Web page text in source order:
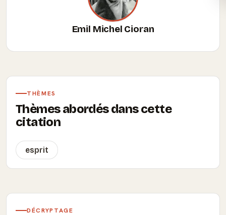
Emil Michel Cioran
THÈMES
Thèmes abordés dans cette
citation
esprit
DÉCRYPTAGE